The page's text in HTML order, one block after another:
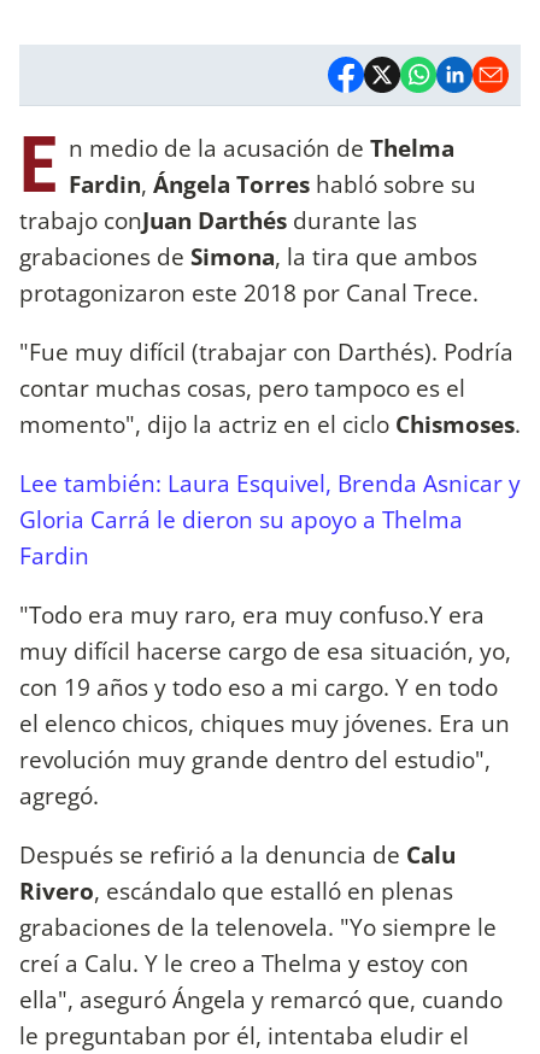
E n medio de la acusación de Thelma
Fardin, Ángela Torres habló sobre su
trabajo conJuan Darthés durante las
grabaciones de Simona, la tira que ambos
protagonizaron este 2018 por Canal Trece.
"Fue muy difícil (trabajar con Darthés). Podría
contar muchas cosas, pero tampoco es el
momento", dijo la actriz en el ciclo Chismoses.
Lee también: Laura Esquivel, Brenda Asnicar y
Gloria Carrá le dieron su apoyo a Thelma
Fardin
"Todo era muy raro, era muy confuso.Y era
muy difícil hacerse cargo de esa situación, yo,
con 19 años y todo eso a mi cargo. Y en todo
el elenco chicos, chiques muy jóvenes. Era un
revolución muy grande dentro del estudio",
agregó.
Después se refirió a la denuncia de Calu
Rivero, escándalo que estalló en plenas
grabaciones de la telenovela. "Yo siempre le
creí a Calu. Y le creo a Thelma y estoy con
ella", aseguró Ángela y remarcó que, cuando
le preguntaban por él, intentaba eludir el